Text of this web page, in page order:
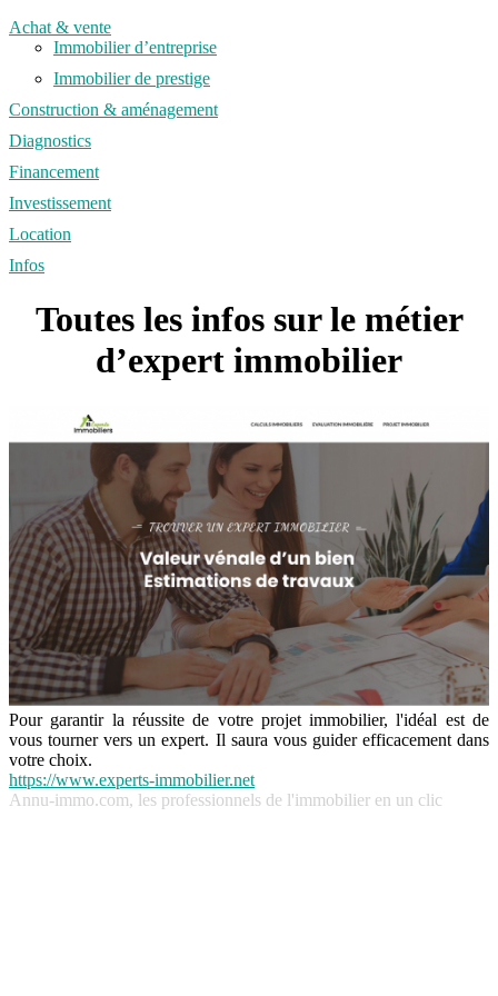
Achat & vente
Immobilier d’entreprise
Immobilier de prestige
Construction & aménagement
Diagnostics
Financement
Investissement
Location
Infos
Toutes les infos sur le métier
d’expert immobilier
Pour garantir la réussite de votre projet immobilier, l'idéal est de
vous tourner vers un expert. Il saura vous guider efficacement dans
votre choix.
https://www.experts-immobilier.net
Annu-immo.com, les professionnels de l'immobilier en un clic